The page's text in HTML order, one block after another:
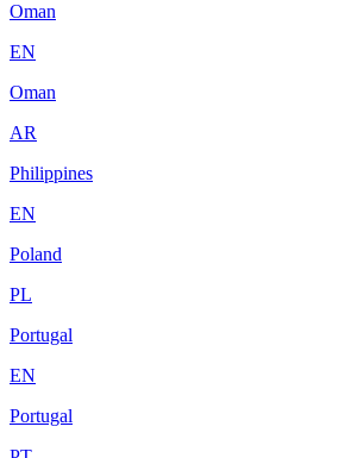
Oman
EN
Oman
AR
Philippines
EN
Poland
PL
Portugal
EN
Portugal